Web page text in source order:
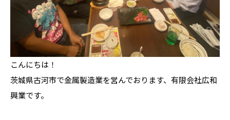
こんにちは！
茨城県古河市で金属製造業を営んでおります、有限会社広和
興業です。